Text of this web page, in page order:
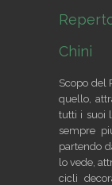
Chini
Scopo del
quello,
tutti i suoi
sempre
partendo
lo vede,
cicli